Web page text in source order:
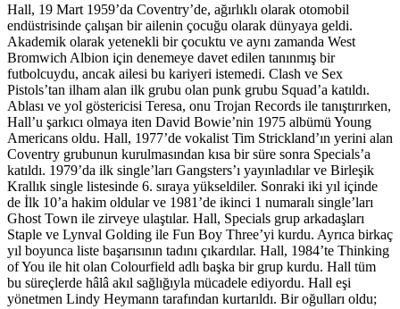
Hall, 19 Mart 1959’da Coventry’de, ağırlıklı olarak otomobil
endüstrisinde çalışan bir ailenin çocuğu olarak dünyaya geldi.
Akademik olarak yetenekli bir çocuktu ve aynı zamanda West
Bromwich Albion için denemeye davet edilen tanınmış bir
futbolcuydu, ancak ailesi bu kariyeri istemedi. Clash ve Sex
Pistols’tan ilham alan ilk grubu olan punk grubu Squad’a katıldı.
Ablası ve yol göstericisi Teresa, onu Trojan Records ile tanıştırırken,
Hall’u şarkıcı olmaya iten David Bowie’nin 1975 albümü Young
Americans oldu. Hall, 1977’de vokalist Tim Strickland’ın yerini alan
Coventry grubunun kurulmasından kısa bir süre sonra Specials’a
katıldı. 1979’da ilk single’ları Gangsters’ı yayınladılar ve Birleşik
Krallık single listesinde 6. sıraya yükseldiler. Sonraki iki yıl içinde
de İlk 10’a hakim oldular ve 1981’de ikinci 1 numaralı single’ları
Ghost Town ile zirveye ulaştılar. Hall, Specials grup arkadaşları
Staple ve Lynval Golding ile Fun Boy Three’yi kurdu. Ayrıca birkaç
yıl boyunca liste başarısının tadını çıkardılar. Hall, 1984’te Thinking
of You ile hit olan Colourfield adlı başka bir grup kurdu. Hall tüm
bu süreçlerde hâlâ akıl sağlığıyla mücadele ediyordu. Hall eşi
yönetmen Lindy Heymann tarafından kurtarıldı. Bir oğulları oldu;